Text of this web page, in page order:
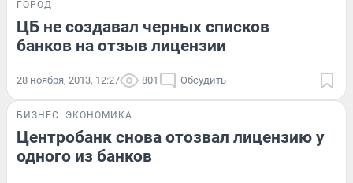
ГОРОД
ЦБ не создавал черных списков
банков на отзыв лицензии
28 ноября, 2013, 12:27 801 Обсудить
БИЗНЕС ЭКОНОМИКА
Центробанк снова отозвал лицензию у
одного из банков